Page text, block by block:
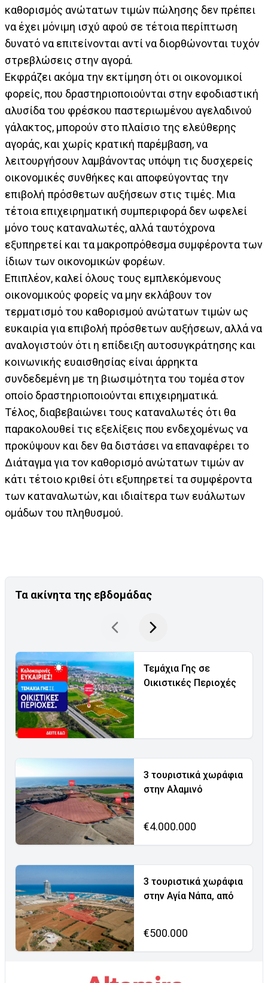
καθορισμός ανώτατων τιμών πώλησης δεν πρέπει
να έχει μόνιμη ισχύ αφού σε τέτοια περίπτωση
δυνατό να επιτείνονται αντί να διορθώνονται τυχόν
στρεβλώσεις στην αγορά.
Εκφράζει ακόμα την εκτίμηση ότι οι οικονομικοί
φορείς, που δραστηριοποιούνται στην εφοδιαστική
αλυσίδα του φρέσκου παστεριωμένου αγελαδινού
γάλακτος, μπορούν στο πλαίσιο της ελεύθερης
αγοράς, και χωρίς κρατική παρέμβαση, να
λειτουργήσουν λαμβάνοντας υπόψη τις δυσχερείς
οικονομικές συνθήκες και αποφεύγοντας την
επιβολή πρόσθετων αυξήσεων στις τιμές. Μια
τέτοια επιχειρηματική συμπεριφορά δεν ωφελεί
μόνο τους καταναλωτές, αλλά ταυτόχρονα
εξυπηρετεί και τα μακροπρόθεσμα συμφέροντα των
ίδιων των οικονομικών φορέων.
Επιπλέον, καλεί όλους τους εμπλεκόμενους
οικονομικούς φορείς να μην εκλάβουν τον
τερματισμό του καθορισμού ανώτατων τιμών ως
ευκαιρία για επιβολή πρόσθετων αυξήσεων, αλλά να
αναλογιστούν ότι η επίδειξη αυτοσυγκράτησης και
κοινωνικής ευαισθησίας είναι άρρηκτα
συνδεδεμένη με τη βιωσιμότητα του τομέα στον
οποίο δραστηριοποιούνται επιχειρηματικά.
Τέλος, διαβεβαιώνει τους καταναλωτές ότι θα
παρακολουθεί τις εξελίξεις που ενδεχομένως να
προκύψουν και δεν θα διστάσει να επαναφέρει το
Διάταγμα για τον καθορισμό ανώτατων τιμών αν
κάτι τέτοιο κριθεί ότι εξυπηρετεί τα συμφέροντα
των καταναλωτών, και ιδιαίτερα των ευάλωτων
ομάδων του πληθυσμού.
Τα ακίνητα της εβδομάδας
Τεμάχια Γης σε
Οικιστικές Περιοχές
3 τουριστικά χωράφια
στην Αλαμινό
€4.000.000
3 τουριστικά χωράφια
στην Αγία Νάπα, από
€500.000